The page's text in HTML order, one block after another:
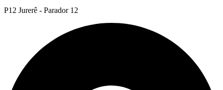
P12 Jurerê - Parador 12